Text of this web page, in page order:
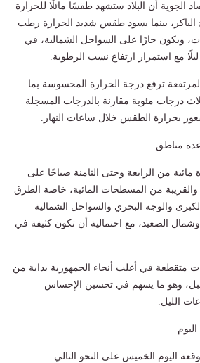
الجوية أن البلاد ستشهد طقسًا مائلًا للحرارة
الباكر، بينما يسود طقس شديد الحرارة رطب
ويكون حارًا على السواحل الشمالية، في
مع استمرار ارتفاع نسب الرطوبة.
ترفع درجة الحرارة المحسوسة بما
درجات مئوية مقارنة بالدرجات المسجلة
بحرارة الطقس خلال ساعات النهار.
مناطق
من الرابعة وحتى الثامنة صباحًا على
والقريبة من المسطحات المائية، خاصة الطرق
والوجه البحري والسواحل الشمالية
الصعيد، مع احتمالية أن تكون كثيفة في
متقطعة في أغلب أنحاء الجمهورية بداية من
وهو ما يسهم في تحسين الإحساس
الليل.
اليوم الخميس على النحو التالي: